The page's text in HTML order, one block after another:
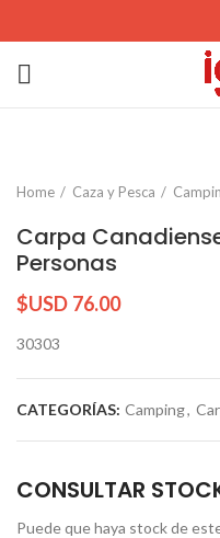
Home Caza y Pesca
Carpa
Personas
$USD 76.00
30303
CATEGORÍAS: Camping,
CONSULTAR
Puede que haya stock de